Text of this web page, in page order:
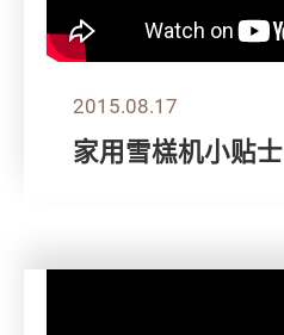
2015.08.17
家用雪榚机小贴士